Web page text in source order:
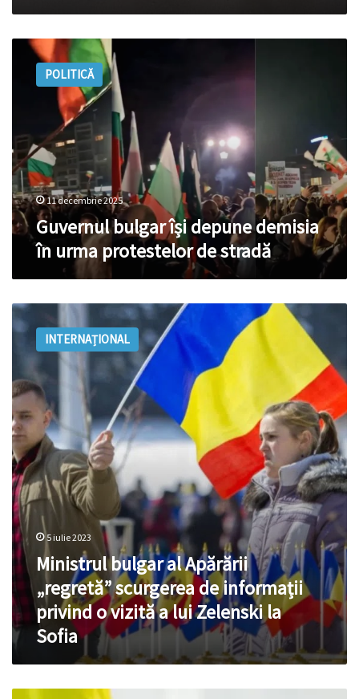
Guvernul
bulgar
urma
protestelor
de
stradă
POLITICĂ
11 decembrie 2025
Guvernul bulgar își depune demisia
în urma protestelor de stradă
Ministrul
bulgar
„regretă”
scurgerea
de
informații
privind
o
vizită
a
lui
Zelenski
la
Sofia
INTERNAȚIONAL
5 iulie 2023
Ministrul bulgar al Apărării
„regretă” scurgerea de informații
privind o vizită a lui Zelenski la
Sofia